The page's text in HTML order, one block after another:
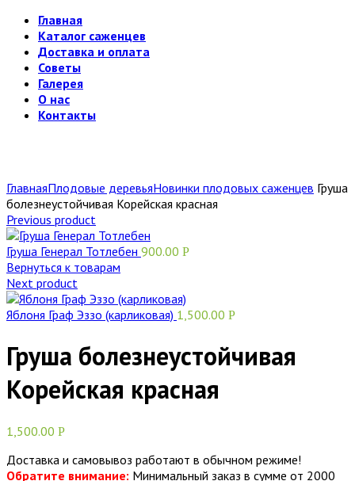
Главная
Каталог саженцев
Доставка и оплата
Советы
Галерея
О нас
Контакты
ГлавнаяПлодовые деревьяНовинки плодовых саженцев Груша
болезнеустойчивая Корейская красная
Previous product
Груша Генерал Тотлебен 900.00 Р
Вернуться к товарам
Next product
Яблоня Граф Эззо (карликовая) 1,500.00 Р
Груша болезнеустойчивая
Корейская красная
1,500.00 Р
Доставка и самовывоз работают в обычном режиме!
Обратите внимание: Минимальный заказ в сумме от 2000